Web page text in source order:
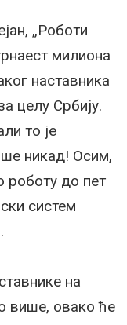
„Роботи
милиона
наставника
целу Србију.
то је
никад! Осим,
роботу до пет
систем
на
више, овако ће